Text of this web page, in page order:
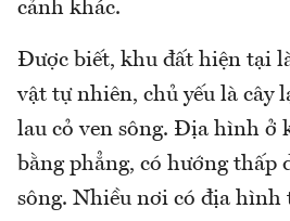
cảnh khác.
Được biết, khu đất hiện tại
vật tự nhiên, chủ yếu là cây
lau cỏ ven sông. Địa hình ở
bằng phẳng, có hướng thấp
sông. Nhiều nơi có địa hình